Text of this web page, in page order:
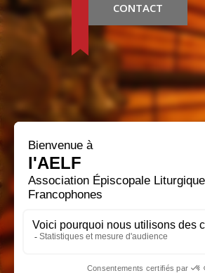
CONTACT